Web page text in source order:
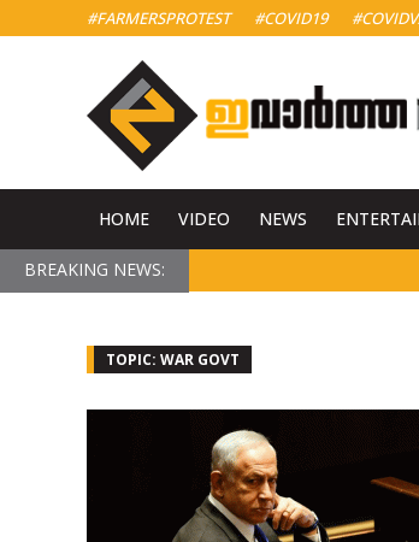
#FARMERSPROTEST #COVID19
HOME VIDEO NEWS
BREAKING NEWS:
TOPIC: WAR GOVT